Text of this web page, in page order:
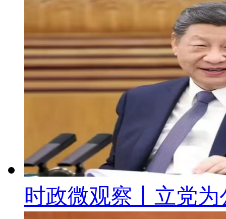
时政微观察丨立党